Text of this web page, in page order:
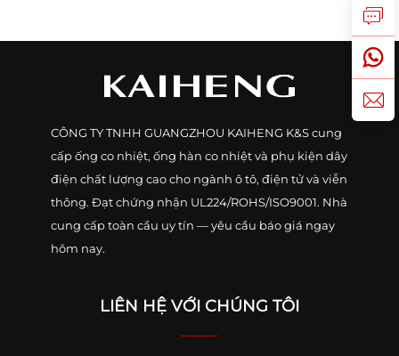
CÔNG TY TNHH GUANGZHOU KAIHENG K&S cung
cấp ống co nhiệt, ống hàn co nhiệt và phụ kiện dây
điện chất lượng cao cho ngành ô tô, điện tử và viễn
thông. Đạt chứng nhận UL224/ROHS/ISO9001. Nhà
cung cấp toàn cầu uy tín — yêu cầu báo giá ngay
hôm nay.
LIÊN HỆ VỚI CHÚNG TÔI